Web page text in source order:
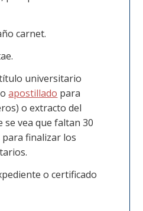
carnet.
universitario
oapostillado para
o extracto del
se vea que faltan 30
finalizar los
o certificado